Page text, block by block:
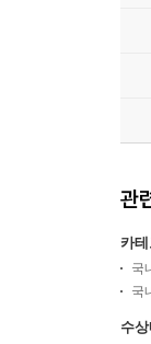
관
카
국
국
수